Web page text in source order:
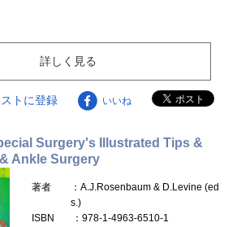
詳しく見る
トに登録 いいね
Surgery's Illustrated Tips &
Ankle Surgery
著者
：A.J.Rosenbaum & D.Levine (ed
s.)
ISBN
：978-1-4963-6510-1